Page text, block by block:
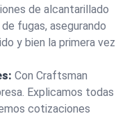
de alcantarillado
fugas, asegurando
y bien la primera vez
Con Craftsman
Explicamos todas
cotizaciones